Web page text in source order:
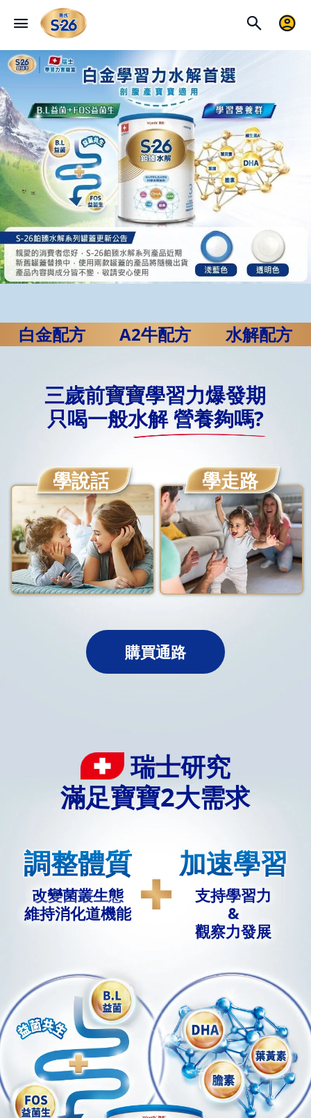
白金配方 A2牛配方 水解配方
三歲前寶寶學習力爆發期
只喝一般水解 營養夠嗎?
學說話 學走路
購買通路
瑞士研究
滿足寶寶2大需求
調整體質
改變菌叢生態
維持消化道機能
加速學習
支持學習力
&
觀察力發展